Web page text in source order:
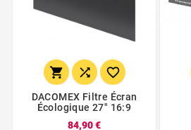
  
DACOMEX Filtre Écran
Écologique 27" 16:9
84,90 €